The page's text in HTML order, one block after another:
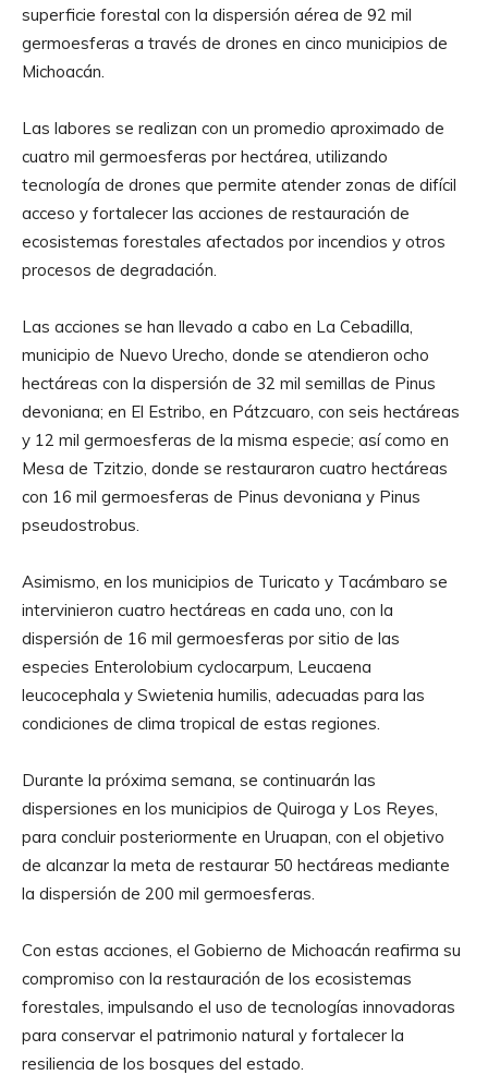
superficie forestal con la dispersión aérea de 92 mil
germoesferas a través de drones en cinco municipios de
Michoacán.
Las labores se realizan con un promedio aproximado de
cuatro mil germoesferas por hectárea, utilizando
tecnología de drones que permite atender zonas de difícil
acceso y fortalecer las acciones de restauración de
ecosistemas forestales afectados por incendios y otros
procesos de degradación.
Las acciones se han llevado a cabo en La Cebadilla,
municipio de Nuevo Urecho, donde se atendieron ocho
hectáreas con la dispersión de 32 mil semillas de Pinus
devoniana; en El Estribo, en Pátzcuaro, con seis hectáreas
y 12 mil germoesferas de la misma especie; así como en
Mesa de Tzitzio, donde se restauraron cuatro hectáreas
con 16 mil germoesferas de Pinus devoniana y Pinus
pseudostrobus.
Asimismo, en los municipios de Turicato y Tacámbaro se
intervinieron cuatro hectáreas en cada uno, con la
dispersión de 16 mil germoesferas por sitio de las
especies Enterolobium cyclocarpum, Leucaena
leucocephala y Swietenia humilis, adecuadas para las
condiciones de clima tropical de estas regiones.
Durante la próxima semana, se continuarán las
dispersiones en los municipios de Quiroga y Los Reyes,
para concluir posteriormente en Uruapan, con el objetivo
de alcanzar la meta de restaurar 50 hectáreas mediante
la dispersión de 200 mil germoesferas.
Con estas acciones, el Gobierno de Michoacán reafirma su
compromiso con la restauración de los ecosistemas
forestales, impulsando el uso de tecnologías innovadoras
para conservar el patrimonio natural y fortalecer la
resiliencia de los bosques del estado.